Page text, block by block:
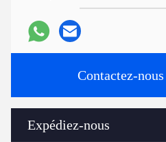
Contactez-
Expédiez-nous